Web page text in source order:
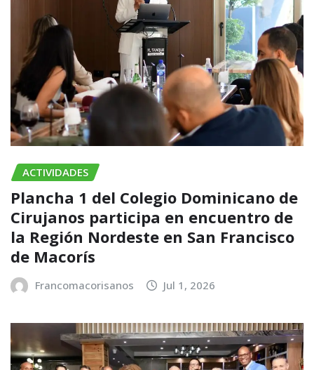
ACTIVIDADES
Plancha 1 del Colegio Dominicano de
Cirujanos participa en encuentro de
la Región Nordeste en San Francisco
de Macorís
Francomacorisanos Jul 1, 2026